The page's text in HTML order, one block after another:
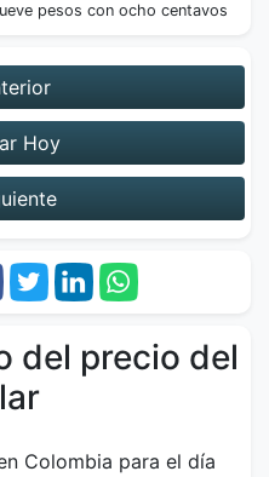
pesos con ocho centavos
Hoy
del precio del
Colombia para el día